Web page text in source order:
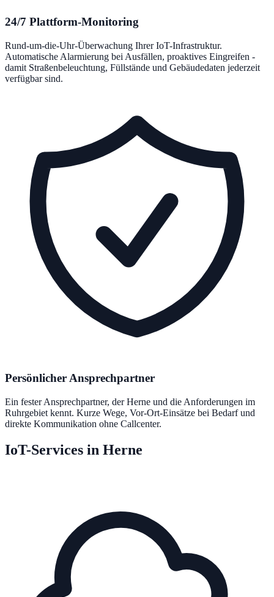
24/7 Plattform-Monitoring
Rund-um-die-Uhr-Überwachung Ihrer IoT-Infrastruktur.
Automatische Alarmierung bei Ausfällen, proaktives Eingreifen -
damit Straßenbeleuchtung, Füllstände und Gebäudedaten jederzeit
verfügbar sind.
Persönlicher Ansprechpartner
Ein fester Ansprechpartner, der Herne und die Anforderungen im
Ruhrgebiet kennt. Kurze Wege, Vor-Ort-Einsätze bei Bedarf und
direkte Kommunikation ohne Callcenter.
IoT-Services in Herne